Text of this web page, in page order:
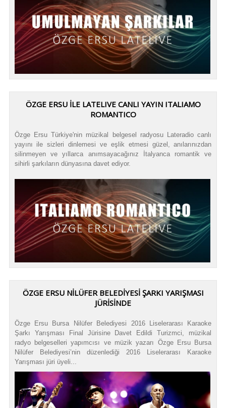
ÖZGE ERSU İLE LATELIVE CANLI YAYIN ITALIAMO
ROMANTICO
Özge Ersu Türkiye'nin müzikal belgesel radyosu Lateradio canlı
yayını ile sizleri dinlemesi ve eşlik etmesi güzel, anılarınızdan
silinmeyen ve yıllarca anımsayacağınız İtalyanca romantik ve
sihirli şarkıların dünyasına davet ediyor.
ÖZGE ERSU NİLÜFER BELEDİYESİ ŞARKI YARIŞMASI
JÜRİSİNDE
Özge Ersu Bursa Nilüfer Belediyesi 2016 Liselerarası Karaoke
Şarkı Yarışması Final Jürisine Davet Edildi Turizmci, müzikal
radyo belgeselleri yapımcısı ve müzik yazarı Özge Ersu Bursa
Nilüfer Belediyesi’nin düzenlediği 2016 Liselerarası Karaoke
Yarışması jüri üyeli...